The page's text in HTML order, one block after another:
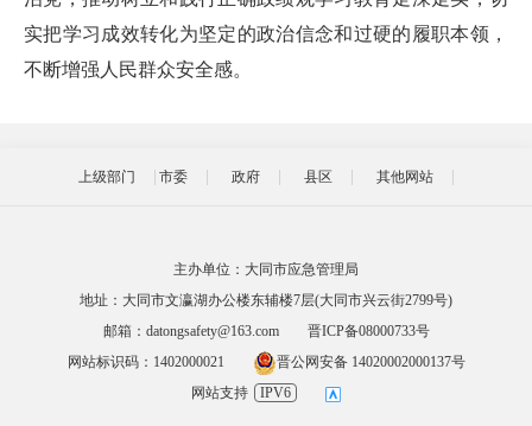
实把学习成效转化为坚定的政治信念和过硬的履职本领，
不断增强人民群众安全感。
上级部门 市委 政府 县区 其他网站
主办单位：大同市应急管理局
地址：大同市文瀛湖办公楼东辅楼7层(大同市兴云街2799号)
邮箱：datongsafety@163.com
晋ICP备08000733号
网站标识码：1402000021
晋公网安备 14020002000137号
网站支持
IPV6